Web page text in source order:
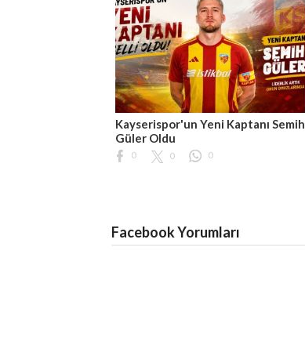
Kayserispor'un Yeni Kaptanı Semih
Güler Oldu
0 0 0
Facebook Yorumları